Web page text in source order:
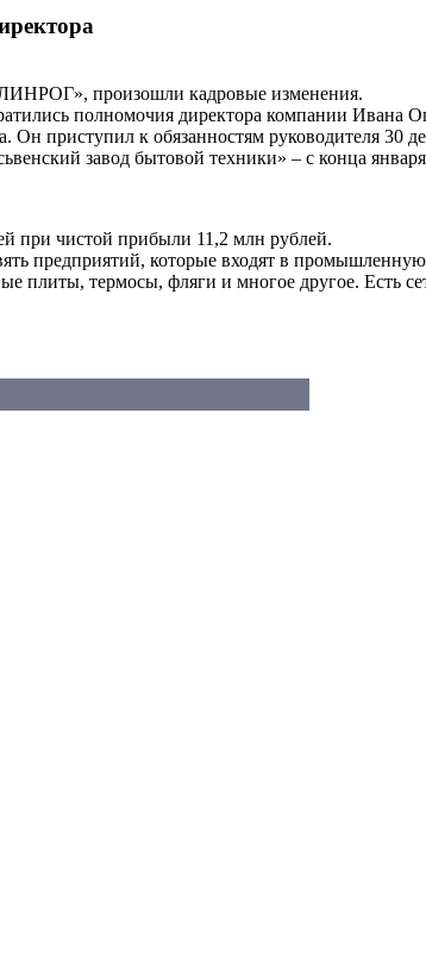
произошли кадровые изменения.
полномочия директора компании Ивана
приступил к обязанностям руководителя 30
завод бытовой техники» – с конца января
при чистой прибыли 11,2 млн рублей.
предприятий, которые входят в
термосы, фляги и многое другое. Есть